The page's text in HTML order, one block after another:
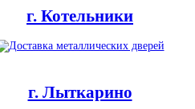
г. Котельники
г. Лыткарино